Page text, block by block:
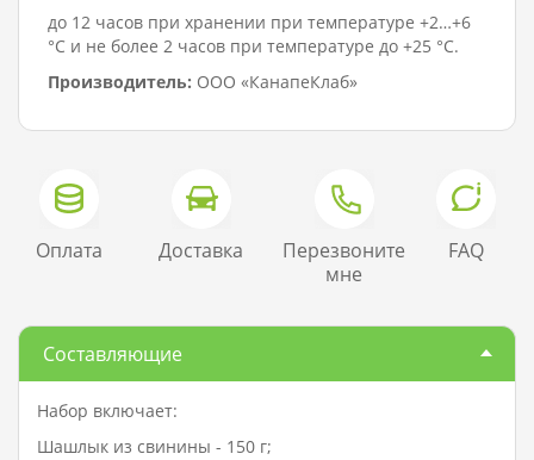
до 12 часов при хранении при температуре +2…+6
°C и не более 2 часов при температуре до +25 °C.
Производитель: ООО «КанапеКлаб»
Составляющие
Набор включает:
Шашлык из свинины - 150 г;
Оплата Доставка
Перезвоните
мне
FAQ